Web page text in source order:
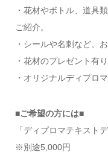
・花材やボトル、道具
ご紹介。
・シールや名刺など、
・花材のプレゼント有
・オリジナルディプロ
■ご希望の方には■
「ディプロマテキスト
※別途5,000円